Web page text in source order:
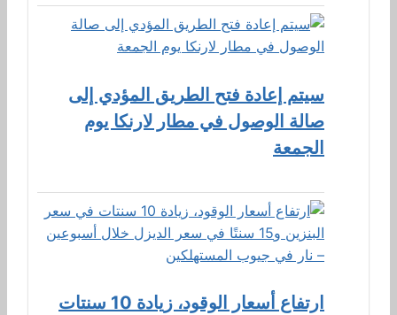
سيتم إعادة فتح الطريق المؤدي إلى
صالة الوصول في مطار لارنكا يوم
الجمعة
ارتفاع أسعار الوقود، زيادة 10 سنتات